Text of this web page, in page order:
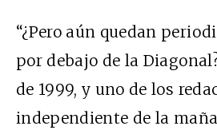
“¿Pero aún quedan
por debajo de la
de 1999, y uno de los
independiente de la